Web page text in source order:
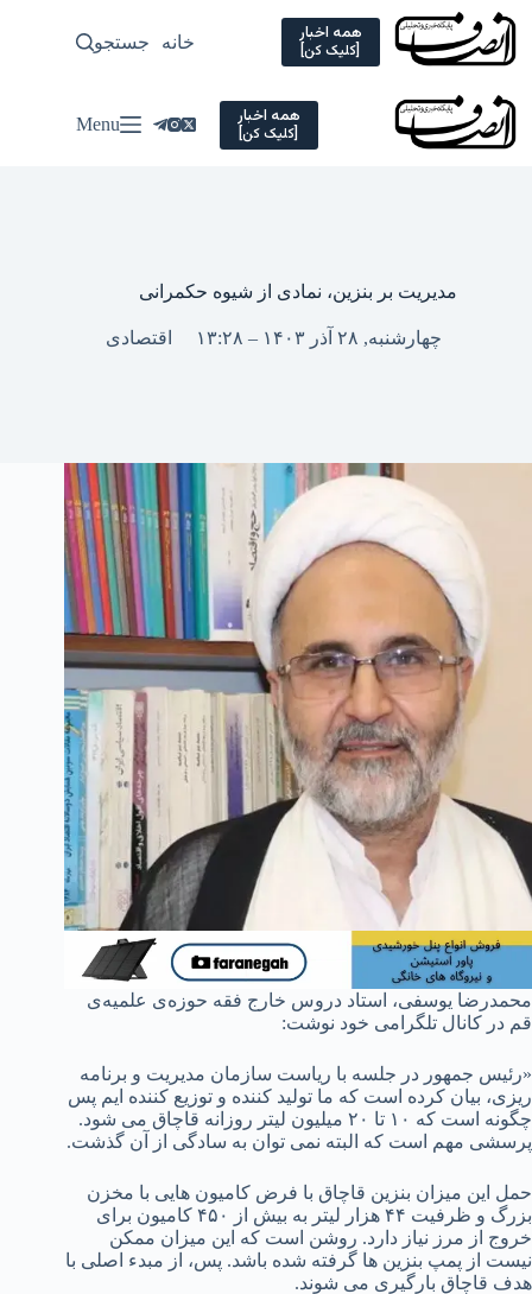
Skip
content
همه اخبار
[کلیک کن] خانه سیاسی
جستجو
همه اخبار
[کلیک کن] Menu
مدیریت بر بنزین، نمادی از شیوه حکمرانی
چهارشنبه, ۲۸ آذر ۱۴۰۳ – ۱۳:۲۸ اقتصادی
محمدرضا یوسفی، استاد دروس خارج فقه حوزه‌ی علمیه‌ی
قم در کانال تلگرامی خود نوشت:
«رئیس جمهور در جلسه با ریاست سازمان مدیریت و برنامه
ریزی، بیان کرده است که ما تولید کننده و توزیع کننده ایم پس
چگونه است که ۱۰ تا ۲۰ میلیون لیتر روزانه قاچاق می شود.
پرسشی مهم است که البته نمی توان به سادگی از آن گذشت.
حمل این میزان بنزین قاچاق با فرض کامیون هایی با مخزن
بزرگ و ظرفیت ۴۴ هزار لیتر به بیش از ۴۵۰ کامیون برای
خروج از مرز نیاز دارد. روشن است که این میزان ممکن
نیست از پمپ بنزین ها گرفته شده باشد. پس، از مبدء اصلی با
هدف قاچاق بارگیری می شوند.